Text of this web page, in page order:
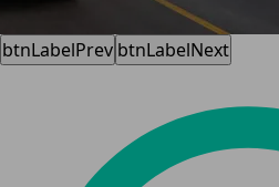
btnLabelPrev btnLabelNext